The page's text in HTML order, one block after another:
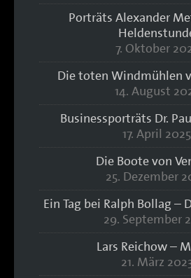
Porträts Alexander
7. Oktober
Die toten Windmühlen
14. August
Businessporträts Dr.
17. April 2025
Die Boote von
25. Dezember
Ein Tag bei Ralph Bollag
29. September
Lars Reichow –
21. März